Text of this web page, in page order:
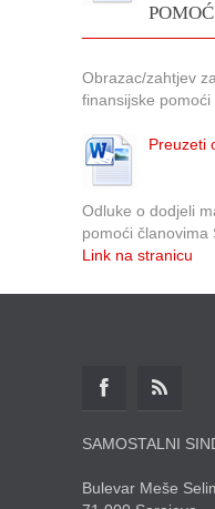
Obrazac/zahtjev
finansijske pomoći
Preuzeti
Odluke o dodjeli
pomoći članovima
Link na stranicu
SAMOSTALNI
Bulevar Meše